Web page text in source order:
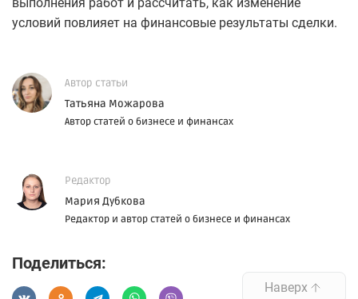
выполнения работ и рассчитать, как изменение
условий повлияет на финансовые результаты сделки.
Автор статьи
Татьяна Можарова
Автор статей о бизнесе и финансах
Редактор
Мария Дубкова
Редактор и автор статей о бизнесе и финансах
Поделиться:
Наверх